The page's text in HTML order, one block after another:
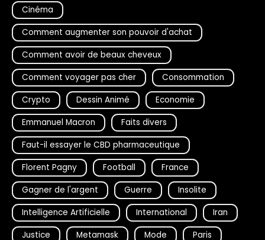
Cinéma
Comment augmenter son pouvoir d'achat
Comment avoir de beaux cheveux
Comment voyager pas cher
Consommation
Crypto
Dessin Animé
Economie
Emmanuel Macron
Faits divers
Faut-il essayer le CBD pharmaceutique
Florent Pagny
Football
France
Gagner de l'argent
Guerre
Insolite
Intelligence Artificielle
International
Iran
Justice
Metamask Mode Paris